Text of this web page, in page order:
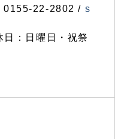
0155-22-2802 / s
：日曜日・祝祭